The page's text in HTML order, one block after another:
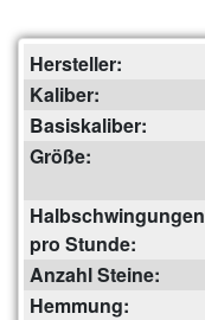
Hersteller:
Kaliber:
Basiskaliber:
Größe:
Halbschwingungen
pro Stunde:
Anzahl Steine:
Hemmung: